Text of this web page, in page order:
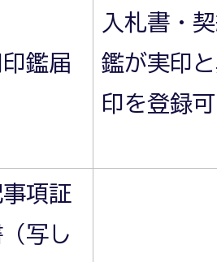
鑑届
入札書・
鑑が実印
印を登録
項証
写し